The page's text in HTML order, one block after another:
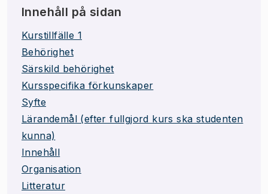
Innehåll på sidan
Kurstillfälle 1
Behörighet
Särskild behörighet
Kursspecifika förkunskaper
Syfte
Lärandemål (efter fullgjord kurs ska studenten
kunna)
Innehåll
Organisation
Litteratur